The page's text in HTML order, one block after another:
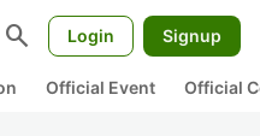
search Login Signup
Official Event Official